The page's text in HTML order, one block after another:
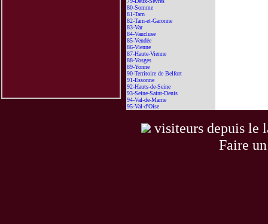
80-Somme
81-Tarn
82-Tarn-et-Garonne
83-Var
84-Vaucluse
85-Vendée
86-Vienne
87-Haute-Vienne
88-Vosges
89-Yonne
90-Territoire de Belfort
91-Essonne
92-Hauts-de-Seine
93-Seine-Saint-Denis
94-Val-de-Marne
95-Val-d'Oise
visiteurs depuis le
Faire